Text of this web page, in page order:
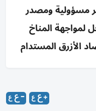
مسؤولية ومصدر
لمواجهة المناخ
الأزرق المستدام